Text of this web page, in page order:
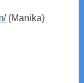
(Manika)